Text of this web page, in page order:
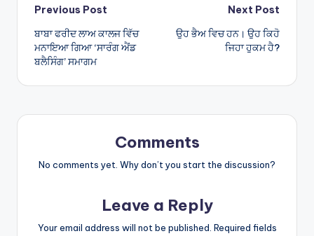
Post
navigation
Previous Post
ਬਾਬਾ ਫਰੀਦ ਲਾਅ ਕਾਲਜ ਵਿੱਚ
ਮਨਾਇਆ ਗਿਆ ‘ਸਾਰੰਗ ਐਂਡ
ਬਲੈਸਿੰਗ’ ਸਮਾਗਮ
Next Post
ਉਹ ਭੈਅ ਵਿਚ ਹਨ। ਉਹ ਕਿਹੋ
ਜਿਹਾ ਹੁਕਮ ਹੈ?
Comments
No comments yet. Why don’t you start the discussion?
Leave a Reply
Your email address will not be published. Required fields